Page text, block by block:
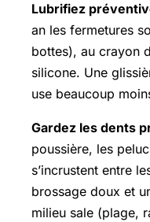
Lubrifiez
an les fermetures
bottes), au crayon
silicone. Une
use beaucoup
Gardez les dents
poussière, les
s’incrustent entre
brossage doux et
milieu sale (plage,